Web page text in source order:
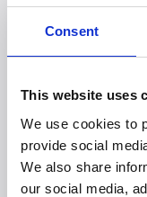
Consent
This website uses
We use cookies to
provide social
We also share
our social media,
Bevarer naturlige
Filteret varer i
--